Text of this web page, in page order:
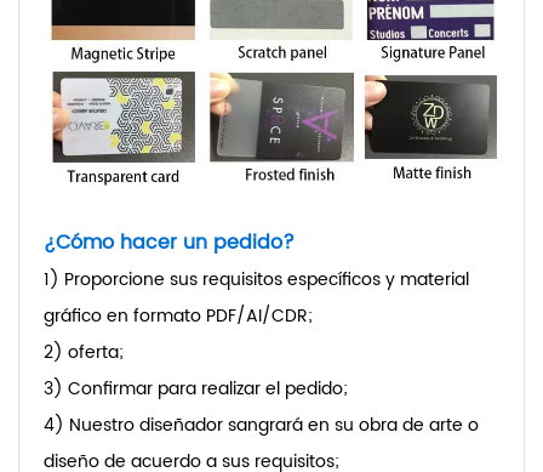
¿Cómo hacer un pedido?
1) Proporcione sus requisitos específicos y material
gráfico en formato PDF/AI/CDR;
2) oferta;
3) Confirmar para realizar el pedido;
4) Nuestro diseñador sangrará en su obra de arte o
diseño de acuerdo a sus requisitos;